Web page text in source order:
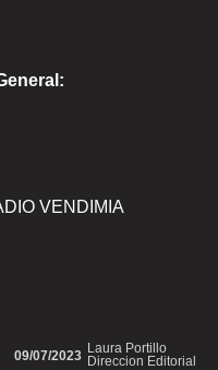
VENDIMIA
Laura Portillo
Direccion Editorial
09/07/2023